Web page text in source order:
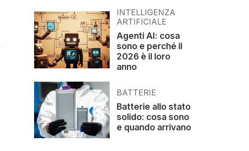
INTELLIGENZA
ARTIFICIALE
Agenti AI: cosa
sono e perché il
2026 è il loro
anno
BATTERIE
Batterie allo stato
solido: cosa sono
e quando arrivano